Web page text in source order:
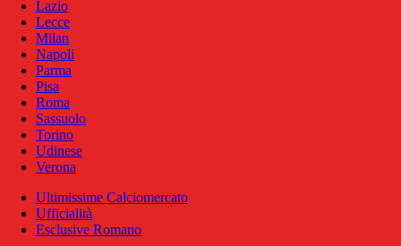
Lazio
Lecce
Milan
Napoli
Parma
Pisa
Roma
Sassuolo
Torino
Udinese
Verona
Ultimissime Calciomercato
Ufficialità
Esclusive Romano